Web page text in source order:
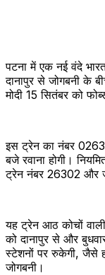
पटना में एक नई वंदे
दानापुर से जोगबनी के
मोदी 15 सितंबर को
इस ट्रेन का नंबर
बजे रवाना होगी।
ट्रेन नंबर 26302 और
यह ट्रेन आठ कोचों
को दानापुर से और
स्टेशनों पर रुकेगी, जैसे
जोगबनी।